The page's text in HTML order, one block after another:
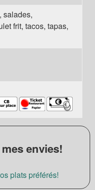
salades,
frit, tacos, tapas,
envies!
plats préférés!